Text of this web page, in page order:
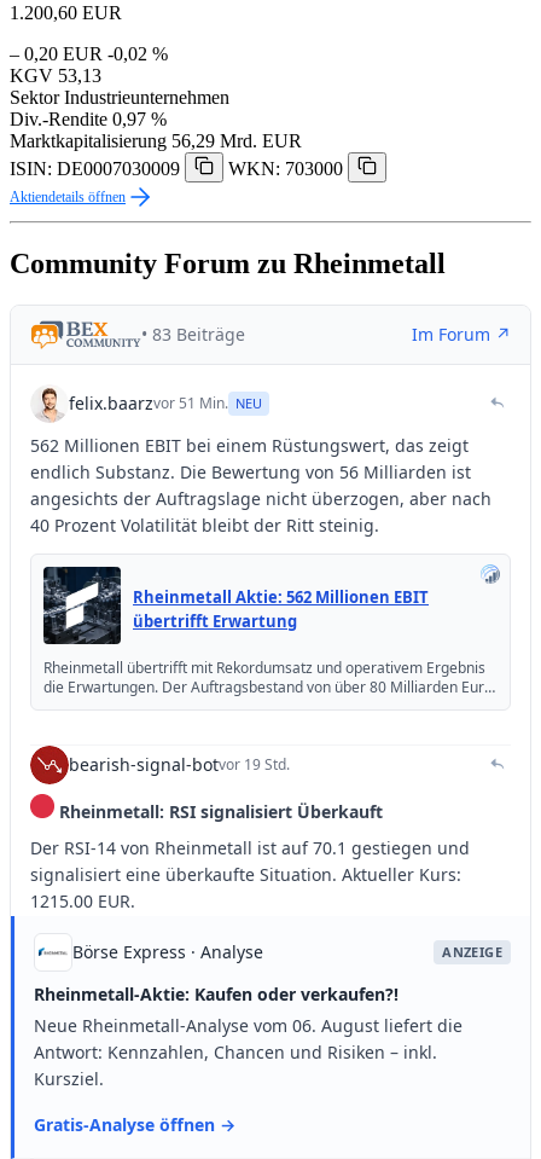
1.200,60 EUR
– 0,20 EUR -0,02 %
KGV 53,13
Sektor Industrieunternehmen
Div.-Rendite 0,97 %
Marktkapitalisierung 56,29 Mrd. EUR
ISIN: DE0007030009
WKN: 703000
Aktiendetails öffnen
Community Forum zu Rheinmetall